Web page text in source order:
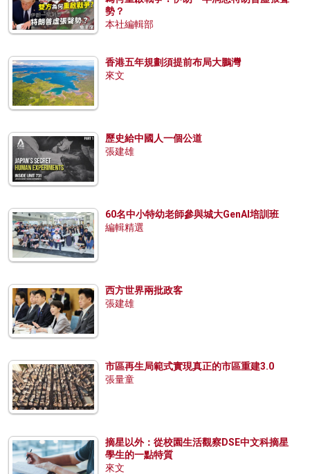
勢？
本社編輯部
香港五年規劃須提前布局大鵬灣
來文
歷史給中國人一個公道
張建雄
60名中小特幼老師參與城大GenAI培訓班
編輯精選
西方世界兩批政客
張建雄
市區再生局範式實現真正的市區重建3.0
張量童
摘星以外：從校園生活觀察DSE中文科摘星
學生的一點特質
來文